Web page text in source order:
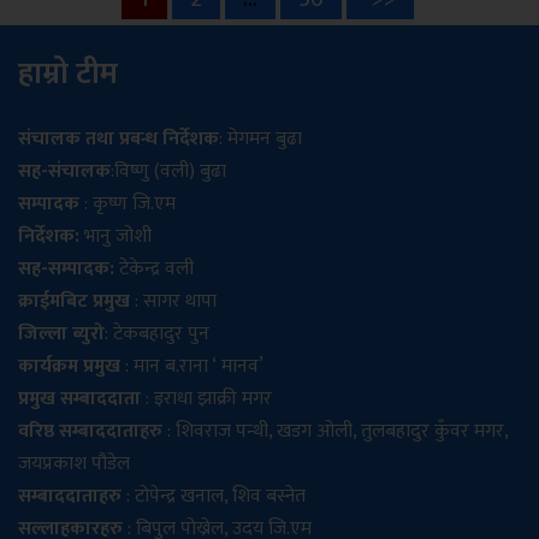
हाम्रो टीम
संचालक तथा प्रबन्ध निर्देशक: मेगमन बुढा
सह-संचालक:विष्णु (वली) बुढा
सम्पादक: कृष्ण जि.एम
निर्देशक:भानु जोशी
सह-सम्पादक:टेकेन्द्र वली
क्राईमबिट प्रमुख: सागर थापा
जिल्ला ब्युरो: टेकबहादुर पुन
कार्यक्रम प्रमुख: मान ब.राना ‘ मानव’
प्रमुख सम्बाददाता: इराधा झाक्री मगर
वरिष्ठ सम्बाददाताहरु: शिवराज पन्थी, खडग ओली, तुलबहादुर कुँवर मगर,
जयप्रकाश पौडेल
सम्बाददाताहरु: टोपेन्द्र खनाल, शिव बस्नेत
सल्लाहकारहरु: बिपुल पोख्रेल, उदय जि.एम